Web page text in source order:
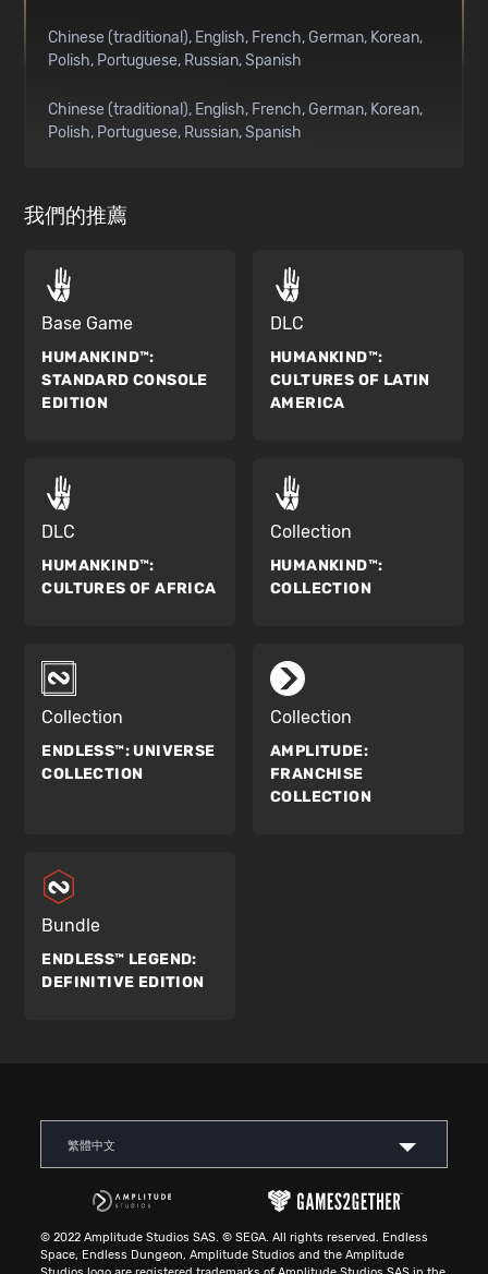
Chinese (traditional) English French German Korean
Polish Portuguese Russian Spanish
Chinese (traditional) English French German Korean
Polish Portuguese Russian Spanish
我們的推薦
Base Game
HUMANKIND™:
STANDARD CONSOLE
EDITION
DLC
HUMANKIND™:
CULTURES OF LATIN
AMERICA
DLC
HUMANKIND™:
CULTURES OF AFRICA
Collection
HUMANKIND™:
COLLECTION
Collection
ENDLESS™: UNIVERSE
COLLECTION
Collection
AMPLITUDE:
FRANCHISE
COLLECTION
Bundle
ENDLESS™ LEGEND:
DEFINITIVE EDITION
繁體中文
© 2022 Amplitude Studios SAS. © SEGA. All rights reserved. Endless
Space, Endless Dungeon, Amplitude Studios and the Amplitude